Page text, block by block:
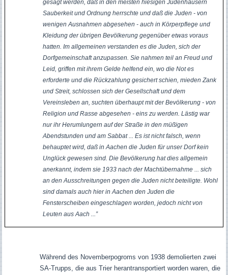
gesagt werden, daß in den meisten hiesigen Judenhäusern
Sauberkeit und Ordnung herrschte und daß die Juden - von
wenigen Ausnahmen abgesehen - auch in Körperpflege und
Kleidung der übrigen Bevölkerung gegenüber etwas voraus
hatten. Im allgemeinen verstanden es die Juden, sich der
Dorfgemeinschaft anzupassen. Sie nahmen teil an Freud und
Leid, griffen mit ihrem Gelde helfend ein, wo die Not es
erforderte und die Rückzahlung gesichert schien, mieden Zank
und Streit, schlossen sich der Gesellschaft und dem
Vereinsleben an, suchten überhaupt mit der Bevölkerung - von
Religion und Rasse abgesehen - eins zu werden. Lästig war
nur ihr Herumlungern auf der Straße in den müßigen
Abendstunden und am Sabbat ... Es ist nicht falsch, wenn
behauptet wird, daß in Aachen die Juden für unser Dorf kein
Unglück gewesen sind. Die Bevölkerung hat dies allgemein
anerkannt, indem sie 1933 nach der Machtübernahme ... sich
an den Ausschreitungen gegen die Juden nicht beteiligte. Wohl
sind damals auch hier in Aachen den Juden die
Fensterscheiben eingeschlagen worden, jedoch nicht von
Leuten aus Aach ...”
Während des Novemberpogroms von 1938 demolierten zwei
SA-Trupps, die aus Trier herantransportiert worden waren, die